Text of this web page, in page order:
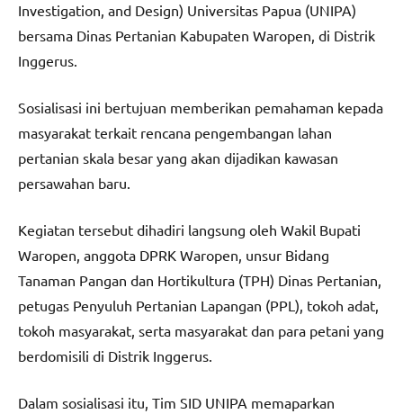
Investigation, and Design) Universitas Papua (UNIPA)
bersama Dinas Pertanian Kabupaten Waropen, di Distrik
Inggerus.
Sosialisasi ini bertujuan memberikan pemahaman kepada
masyarakat terkait rencana pengembangan lahan
pertanian skala besar yang akan dijadikan kawasan
persawahan baru.
Kegiatan tersebut dihadiri langsung oleh Wakil Bupati
Waropen, anggota DPRK Waropen, unsur Bidang
Tanaman Pangan dan Hortikultura (TPH) Dinas Pertanian,
petugas Penyuluh Pertanian Lapangan (PPL), tokoh adat,
tokoh masyarakat, serta masyarakat dan para petani yang
berdomisili di Distrik Inggerus.
Dalam sosialisasi itu, Tim SID UNIPA memaparkan